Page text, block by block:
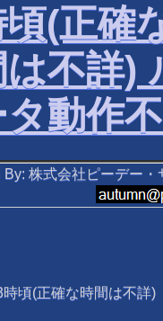
頃(正確
は不詳)
タ動作
By: 株式会社ピーデー・
頃(正確な時間は不詳)